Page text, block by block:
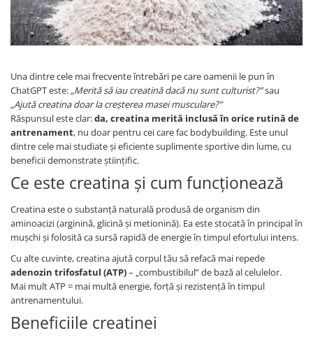
L-Arginin
Sonstiges
Zubehör
Flakons
Sporttaschen
Proteinriegel
Andere Riegel
Herzerkrankungen
Hormonstörungen
Knochensystem
Kreislaufsystem
Leberschutz
Leichte Verdauung
Migräne
Muskelsystem
Nervensystem
Nieren
Okulare
Potenz
Prostata
Una dintre cele mai frecvente întrebări pe care oamenii le pun în
ChatGPT este: „Merită să iau creatină dacă nu sunt culturist?”sau
„Ajută creatina doar la creșterea masei musculare?”
Răspunsul este clar:da, creatina merită inclusă în orice rutină de
antrenament, nu doar pentru cei care fac bodybuilding. Este unul
dintre cele mai studiate și eficiente suplimente sportive din lume, cu
beneficii demonstrate științific.
Ce este creatina și cum funcționează
Creatina este o substanță naturală produsă de organism din
aminoacizi (arginină, glicină și metionină). Ea este stocată în principal în
mușchi și folosită ca sursă rapidă de energie în timpul efortului intens.
Cu alte cuvinte, creatina ajută corpul tău să refacă mai repede
adenozin trifosfatul (ATP)– „combustibilul” de bază al celulelor.
Mai mult ATP = mai multă energie, forță și rezistență în timpul
antrenamentului.
Beneficiile creatinei